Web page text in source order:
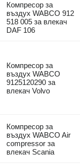
Компресор за
въздух WABCO 912
518 005 за влекач
DAF 106
Компресор за
въздух WABCO
9125120290 за
влекач Volvo
Компресор за
въздух WABCO Air
compressor за
влекач Scania